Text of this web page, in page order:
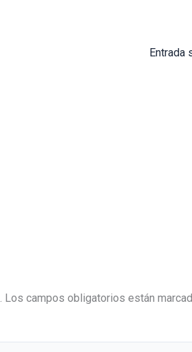
Entrada
Los campos obligatorios están